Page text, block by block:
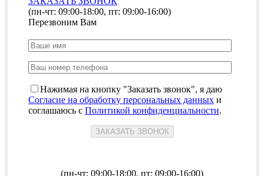
(пн-чт: 09:00-18:00, пт: 09:00-16:00)
Перезвоним Вам
Нажимая на кнопку "Заказать звонок", я даю
Согласие на обработку персональных данных и
соглашаюсь с Политикой конфиденциальности.
(пн-чт: 09:00-18:00, пт: 09:00-16:00)